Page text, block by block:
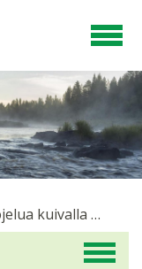
Kalojen suojelua kuivalla maalla – Mitä Simojoki opettaa lohikannan turvaamisesta